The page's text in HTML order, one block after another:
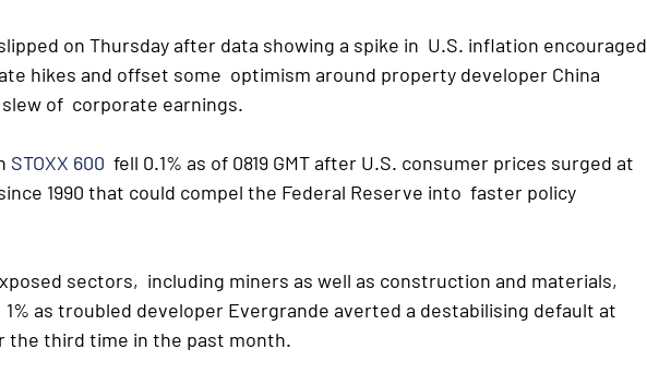
on Thursday after data showing a spike in  U.S. inflation encouraged
hikes and offset some  optimism around property developer China
of  corporate earnings.
STOXX 600
  fell 0.1% as of 0819 GMT after U.S. consumer prices surged at
1990 that could compel the Federal Reserve into  faster policy
sectors,  including miners as well as construction and materials,
1% as troubled developer Evergrande averted a destabilising default at
the third time in the past month.